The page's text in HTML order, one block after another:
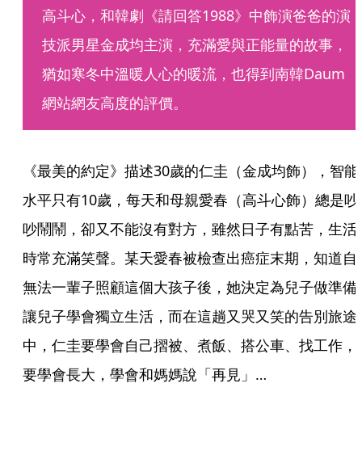
高斗心，和韓劇《請回答1988》中飾演爸爸的演
技派男星金成均主演，充滿愛與正能量的故事，
猶如寒冬中溫暖人心的暖流，也得到南韓Daum
網站網友高度的評價。
《最美的約定》描述30歲的仁圭（金成均飾），智能
水平只有10歲，每天和母親愛春（高斗心飾）總是吵
吵鬧鬧，卻又不能沒有對方，雖然日子有點苦，生活
時常充滿笑聲。某天愛春被檢查出癌症末期，知道自
無法一輩子照顧這個大孩子後，她決定為兒子做準備
讓兒子學會獨立生活，而在這趟又哭又笑的告別旅途
中，仁圭要學會自己摺被、煮飯、搭公車、找工作，
要學會長大，學會和媽媽說「再見」…